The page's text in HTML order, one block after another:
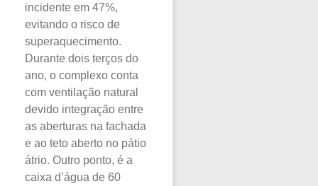
incidente em 47%,
evitando o risco de
superaquecimento.
Durante dois terços do
ano, o complexo conta
com ventilação natural
devido integração entre
as aberturas na fachada
e ao teto aberto no pátio
átrio. Outro ponto, é a
caixa d’água de 60